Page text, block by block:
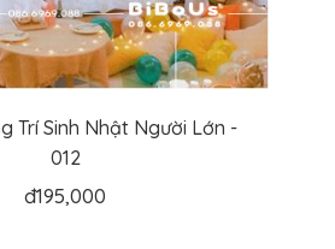
Trí Sinh Nhật Người Lớn -
012
đ195,000